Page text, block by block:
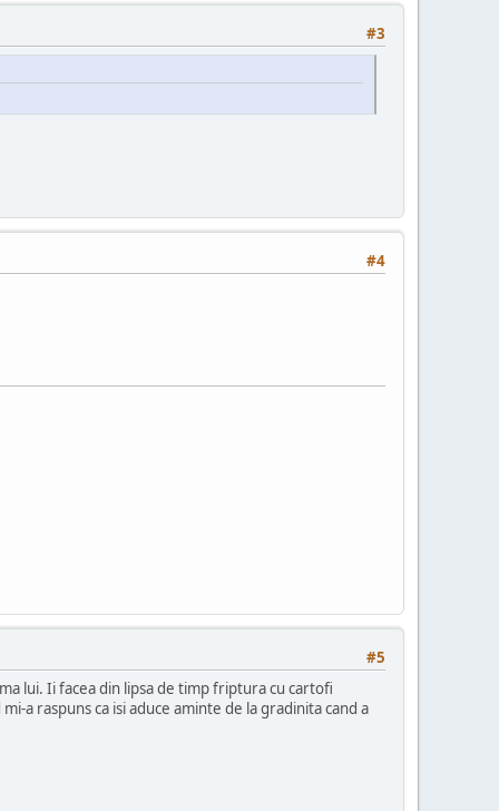
#3
#4
#5
lui. Ii facea din lipsa de timp friptura cu cartofi
a raspuns ca isi aduce aminte de la gradinita cand a